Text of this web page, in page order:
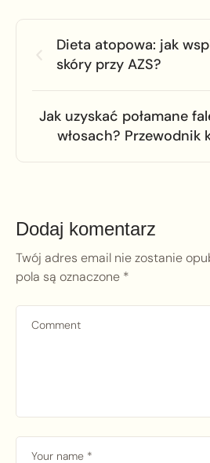
Dieta atopowa: jak
skóry przy AZS?
Jak uzyskać połamane
włosach? Przewodnik
Dodaj komentarz
Twój adres email nie zostanie
pola są oznaczone *